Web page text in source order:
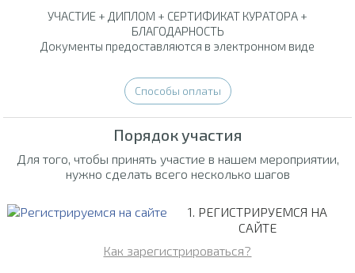
УЧАСТИЕ + ДИПЛОМ + СЕРТИФИКАТ КУРАТОРА +
БЛАГОДАРНОСТЬ
Документы предоставляются в электронном виде
Способы оплаты
Порядок участия
Для того, чтобы принять участие в нашем мероприятии,
нужно сделать всего несколько шагов
1. РЕГИСТРИРУЕМСЯ НА
САЙТЕ
Как зарегистрироваться?